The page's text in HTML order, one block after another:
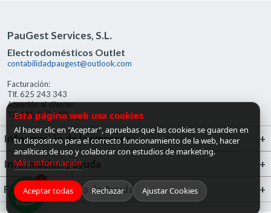
PauGest Services, S.L.
Electrodomésticos Outlet
contabilidadpaugest@outlook.com
Facturación:
Tlf. 625 243 343
Atención al cliente:
Tlf. 685 527 519
Información de la empresa
Información y ayuda
FrigoGas · Centro de Ayuda
1
Esta página web usa cookies
Al hacer clic en "Aceptar", apruebas que las cookies se guarden en
tu dispositivo para el correcto funcionamiento de la web, hacer
analíticas de uso y colaborar con estudios de marketing.
Más información
Aceptar todas Rechazar Ajustar Cookies